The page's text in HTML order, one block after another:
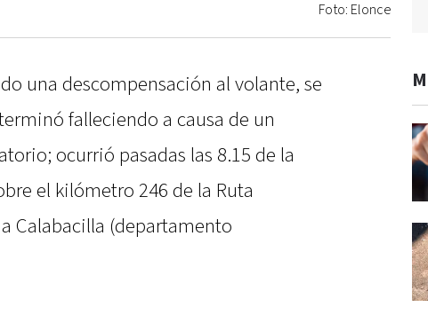
Foto: Elonce
una descompensación al volante, se
falleciendo a causa de un
ocurrió pasadas las 8.15 de la
el kilómetro 246 de la Ruta
Calabacilla (departamento